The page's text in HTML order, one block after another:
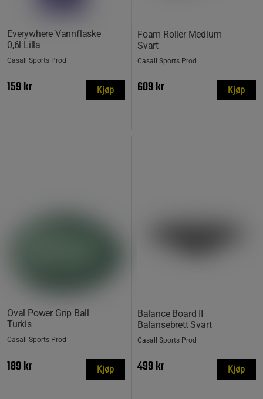
Everywhere Vannflaske
0,6l Lilla
Casall Sports Prod
159 kr Kjøp
Foam Roller Medium
Svart
Casall Sports Prod
609 kr Kjøp
Oval Power Grip Ball
Turkis
Casall Sports Prod
189 kr Kjøp
Balance Board II
Balansebrett Svart
Casall Sports Prod
499 kr Kjøp